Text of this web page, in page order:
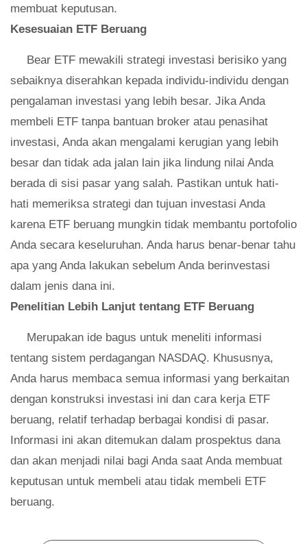
membuat keputusan.
Kesesuaian ETF Beruang
Bear ETF mewakili strategi investasi berisiko yang
sebaiknya diserahkan kepada individu-individu dengan
pengalaman investasi yang lebih besar. Jika Anda
membeli ETF tanpa bantuan broker atau penasihat
investasi, Anda akan mengalami kerugian yang lebih
besar dan tidak ada jalan lain jika lindung nilai Anda
berada di sisi pasar yang salah. Pastikan untuk hati-
hati memeriksa strategi dan tujuan investasi Anda
karena ETF beruang mungkin tidak membantu portofolio
Anda secara keseluruhan. Anda harus benar-benar tahu
apa yang Anda lakukan sebelum Anda berinvestasi
dalam jenis dana ini.
Penelitian Lebih Lanjut tentang ETF Beruang
Merupakan ide bagus untuk meneliti informasi
tentang sistem perdagangan NASDAQ. Khususnya,
Anda harus membaca semua informasi yang berkaitan
dengan konstruksi investasi ini dan cara kerja ETF
beruang, relatif terhadap berbagai kondisi di pasar.
Informasi ini akan ditemukan dalam prospektus dana
dan akan menjadi nilai bagi Anda saat Anda membuat
keputusan untuk membeli atau tidak membeli ETF
beruang.